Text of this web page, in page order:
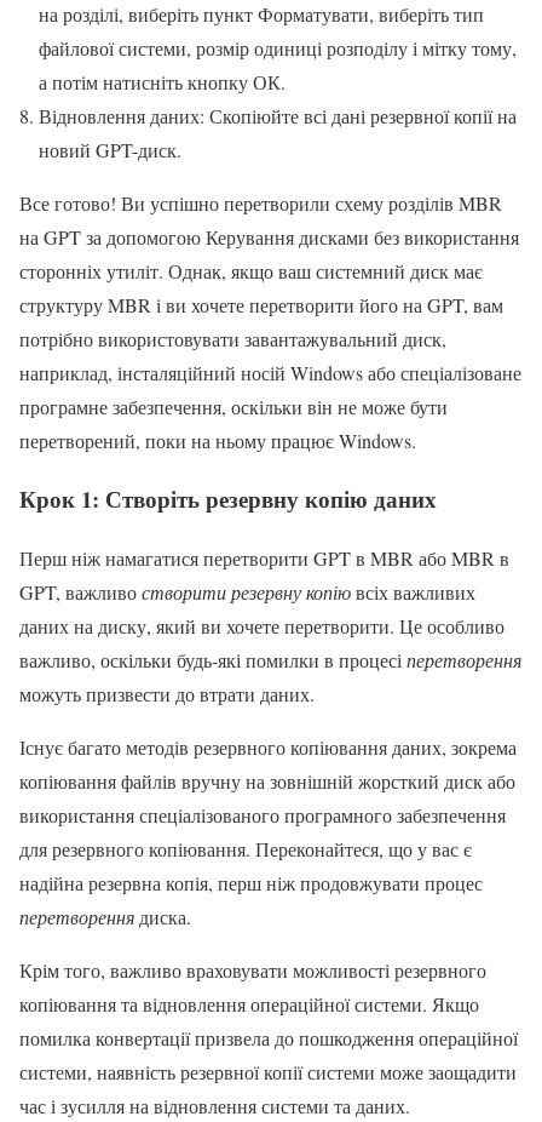
на розділі, виберіть пункт Форматувати, виберіть тип
файлової системи, розмір одиниці розподілу і мітку тому,
а потім натисніть кнопку ОК.
Відновлення даних: Скопіюйте всі дані резервної копії на
новий GPT-диск.
Все готово! Ви успішно перетворили схему розділів MBR
на GPT за допомогою Керування дисками без використання
сторонніх утиліт. Однак, якщо ваш системний диск має
структуру MBR і ви хочете перетворити його на GPT, вам
потрібно використовувати завантажувальний диск,
наприклад, інсталяційний носій Windows або спеціалізоване
програмне забезпечення, оскільки він не може бути
перетворений, поки на ньому працює Windows.
Крок 1: Створіть резервну копію даних
Перш ніж намагатися перетворити GPT в MBR або MBR в
GPT, важливостворити резервну копіювсіх важливих
даних на диску, який ви хочете перетворити. Це особливо
важливо, оскільки будь-які помилки в процесі перетворення
можуть призвести до втрати даних.
Існує багато методів резервного копіювання даних, зокрема
копіювання файлів вручну на зовнішній жорсткий диск або
використання спеціалізованого програмного забезпечення
для резервного копіювання. Переконайтеся, що у вас є
надійна резервна копія, перш ніж продовжувати процес
перетворення диска.
Крім того, важливо враховувати можливості резервного
копіювання та відновлення операційної системи. Якщо
помилка конвертації призвела до пошкодження операційної
системи, наявність резервної копії системи може заощадити
час і зусилля на відновлення системи та даних.